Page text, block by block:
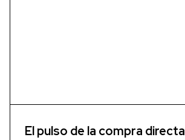
El pulso de la compra directa